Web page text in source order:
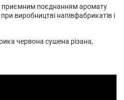
приємним поєднанням аромату
виробництві напівфабрикатів і
червона сушена різана,